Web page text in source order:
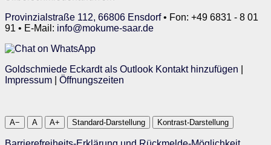
Provinzialstraße 112, 66806 Ensdorf• Fon: +49 6831 - 8 01
91 • E-Mail: info@mokume-saar.de
Goldschmiede Eckardt als Outlook Kontakt hinzufügen
Impressum
Öffnungszeiten
A− A A+ Standard-Darstellung Kontrast-Darstellung